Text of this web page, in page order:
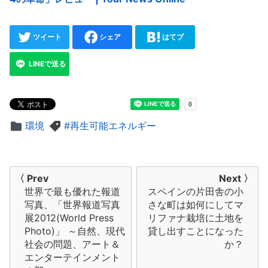
ツイート シェア はてブ
LINEで送る
環境 再生可能エネルギー
〈 Prev
世界で最も優れた報道
写真、「世界報道写真
展2012(World Press
Photo)」 ～自然、現代
社会の問題、アート＆
エンターテインメント
Next 〉
スペインの片田舎の小
さな町は如何にしてマ
リファナ栽培に土地を
貸し出すことになった
か？